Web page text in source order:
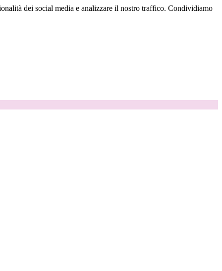
dei social media e analizzare il nostro traffico. Condividiamo